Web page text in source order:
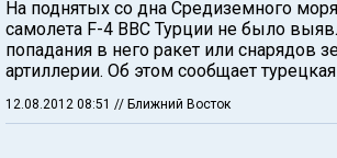
На поднятых со дна Средиземного
самолета F-4 ВВС Турции не было
попадания в него ракет или снарядов
артиллерии. Об этом сообщает турецкая
12.08.2012 08:51 // Ближний Восток